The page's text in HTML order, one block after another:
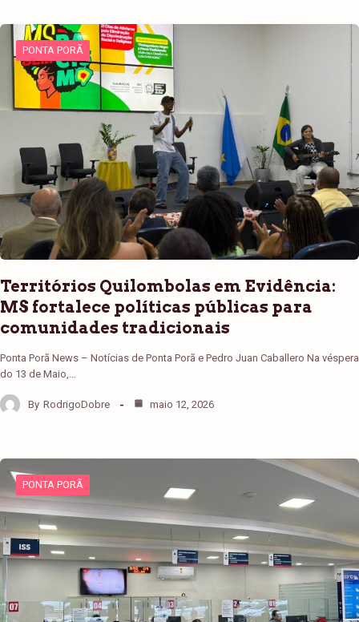
PONTA PORÃ
Territórios Quilombolas em Evidência:
MS fortalece políticas públicas para
comunidades tradicionais
Ponta Porã News – Notícias de Ponta Porã e Pedro Juan Caballero Na véspera
do 13 de Maio,…
By RodrigoDobre maio 12, 2026
PONTA PORÃ